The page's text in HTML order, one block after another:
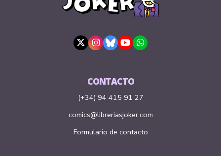
CONTACTO
(+34) 94 415 91 27
comics@libreriasjoker.com
Formulario de contacto